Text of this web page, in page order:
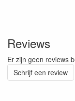
Reviews
Er zijn geen reviews
Schrijf een review